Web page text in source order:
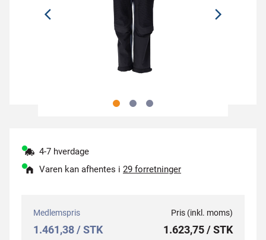
4-7 hverdage
Varen kan afhentes i 29 forretninger
Medlemspris
1.461,38 / STK
Pris (inkl. moms)
1.623,75 / STK